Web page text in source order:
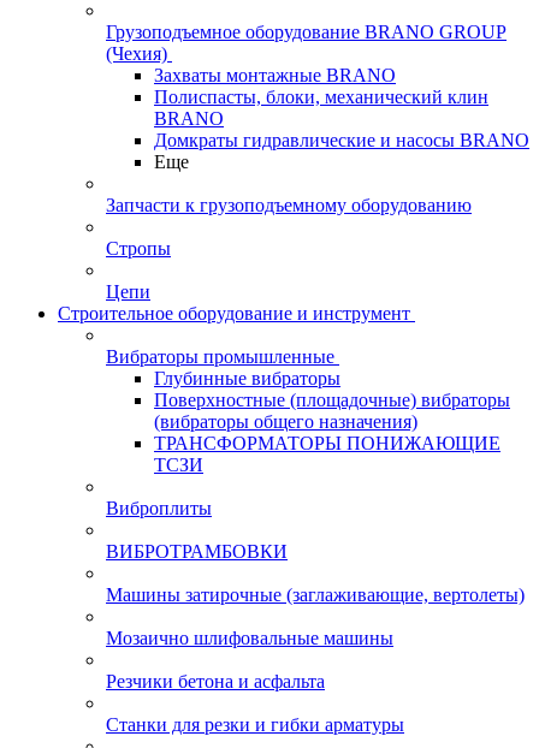
Грузоподъемное оборудование BRANO GROUP
(Чехия)
Захваты монтажные BRANO
Полиспасты, блоки, механический клин
BRANO
Домкраты гидравлические и насосы BRANO
Еще
Запчасти к грузоподъемному оборудованию
Стропы
Цепи
Строительное оборудование и инструмент
Вибраторы промышленные
Глубинные вибраторы
Поверхностные (площадочные) вибраторы
(вибраторы общего назначения)
ТРАНСФОРМАТОРЫ ПОНИЖАЮЩИЕ
ТСЗИ
Виброплиты
ВИБРОТРАМБОВКИ
Машины затирочные (заглаживающие, вертолеты)
Мозаично шлифовальные машины
Резчики бетона и асфальта
Станки для резки и гибки арматуры